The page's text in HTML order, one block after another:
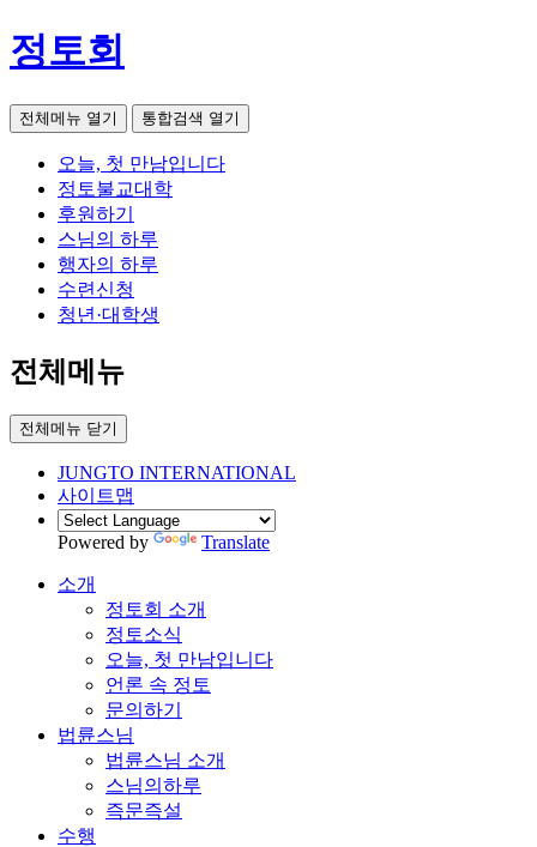
정토회
전체메뉴 열기 통합검색 열기
오늘, 첫 만남입니다
정토불교대학
후원하기
스님의 하루
행자의 하루
수련신청
청년·대학생
전체메뉴
전체메뉴 닫기
JUNGTO INTERNATIONAL
사이트맵
Powered by Translate
소개
정토회 소개
정토소식
오늘, 첫 만남입니다
언론 속 정토
문의하기
법륜스님
법륜스님 소개
스님의하루
즉문즉설
수행